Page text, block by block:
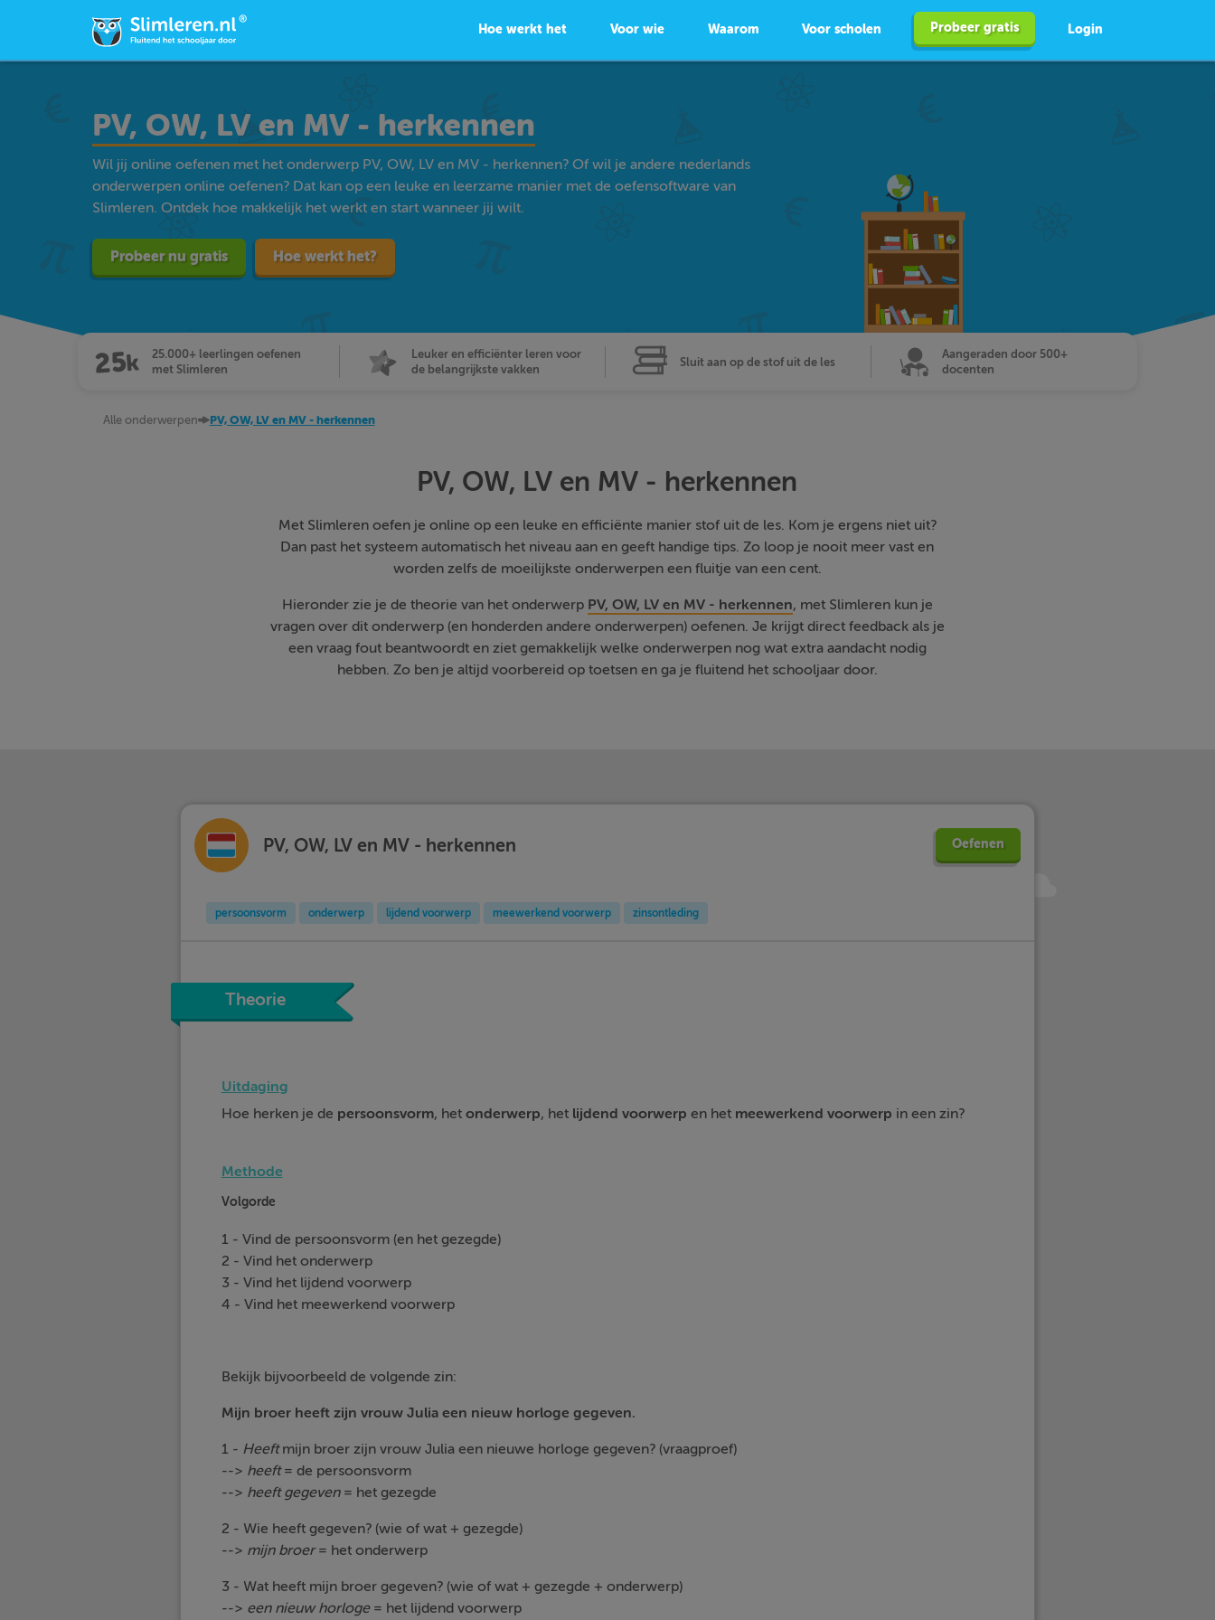
Hoe werkt het Voor wie Waarom Voor scholen Probeer gratis Login
PV, OW, LV en MV - herkennen
Wil jij online oefenen met het onderwerp PV, OW, LV en MV - herkennen? Of wil je andere nederlands
onderwerpen online oefenen? Dat kan op een leuke en leerzame manier met de oefensoftware van
Slimleren. Ontdek hoe makkelijk het werkt en start wanneer jij wilt.
Probeer nu gratis Hoe werkt het?
25.000+ leerlingen oefenen
met Slimleren
Leuker en efficiënter leren voor
de belangrijkste vakken
Sluit aan op de stof uit de les
Aangeraden door 500+
docenten
Alle onderwerpen PV, OW, LV en MV - herkennen
PV, OW, LV en MV - herkennen
Met Slimleren oefen je online op een leuke en efficiënte manier stof uit de les. Kom je ergens niet uit?
Dan past het systeem automatisch het niveau aan en geeft handige tips. Zo loop je nooit meer vast en
worden zelfs de moeilijkste onderwerpen een fluitje van een cent.
Hieronder zie je de theorie van het onderwerp PV, OW, LV en MV - herkennen, met Slimleren kun je
vragen over dit onderwerp (en honderden andere onderwerpen) oefenen. Je krijgt direct feedback als je
een vraag fout beantwoordt en ziet gemakkelijk welke onderwerpen nog wat extra aandacht nodig
hebben. Zo ben je altijd voorbereid op toetsen en ga je fluitend het schooljaar door.
PV, OW, LV en MV - herkennen Oefenen
persoonsvorm onderwerp lijdend voorwerp meewerkend voorwerp zinsontleding
Theorie
Uitdaging
Hoe herken je de persoonsvorm, het onderwerp, het lijdend voorwerp en het meewerkend voorwerp in een zin?
Methode
Volgorde
1 - Vind de persoonsvorm (en het gezegde)
2 - Vind het onderwerp
3 - Vind het lijdend voorwerp
4 - Vind het meewerkend voorwerp
Bekijk bijvoorbeeld de volgende zin:
Mijn broer heeft zijn vrouw Julia een nieuw horloge gegeven.
1 - Heeftmijn broer zijn vrouw Julia een nieuwe horloge gegeven? (vraagproef)
--> heeft= de persoonsvorm
--> heeft gegeven = het gezegde
2 - Wie heeft gegeven? (wie of wat + gezegde)
--> mijn broer= het onderwerp
3 - Wat heeft mijn broer gegeven? (wie of wat + gezegde + onderwerp)
--> een nieuw horloge= het lijdend voorwerp